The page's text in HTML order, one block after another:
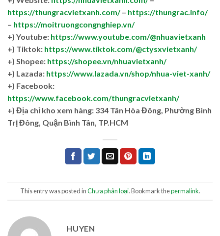
https://thungracvietxanh.com/– https://thungrac.info/
– https://moitruongcongnghiep.vn/
+) Youtube: https://www.youtube.com/@nhuavietxanh
+) Tiktok: https://www.tiktok.com/@ctysxvietxanh/
+) Shopee: https://shopee.vn/nhuavietxanh/
+) Lazada: https://www.lazada.vn/shop/nhua-viet-xanh/
+) Facebook:
https://www.facebook.com/thungracvietxanh/
+) Địa chỉ kho xem hàng: 334 Tân Hòa Đông, Phường Bình
Trị Đông, Quận Bình Tân, TP.HCM
This entry was posted inChưa phân loại. Bookmark thepermalink.
HUYEN